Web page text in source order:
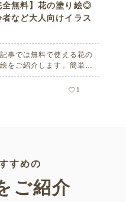
全無料】花の塗り絵◎
者など大人向けイラス
事では無料で使える花の
をご紹介します。簡単な
ら難しい大人・高齢者向
ものまでバリエーションも
1
すめの
ご紹介